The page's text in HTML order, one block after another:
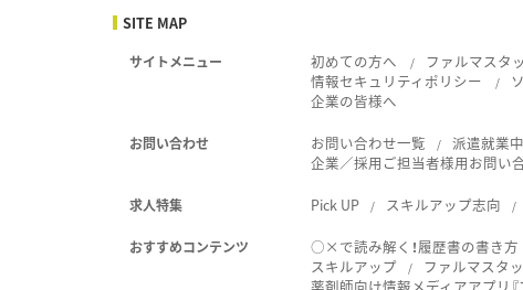
SITE MAP
サイトメニュー 初めての方へ ファルマスタ
情報セキュリティポリシー
企業の皆様へ
お問い合わせ お問い合わせ一覧 派遣就業
企業／採用ご担当者様用お問い
求人特集 Pick UP スキルアップ志向
おすすめコンテンツ ○×で読み解く！履歴書の書き方
スキルアップ
ファルマスタ